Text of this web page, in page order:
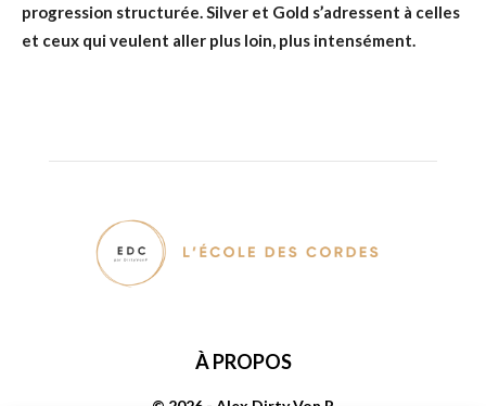
progression structurée. Silver et Gold s’adressent à celles
et ceux qui veulent aller plus loin, plus intensément.
À PROPOS